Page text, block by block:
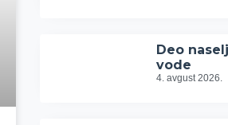
Deo
vode
4. avgust 2026.